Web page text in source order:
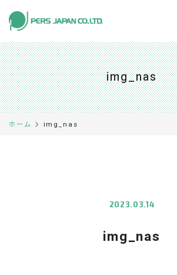
私たちの特長 About Us
事業内容 Business
0120-891-224
img_nas
ホーム img_nas
2023.03.14
img_nas